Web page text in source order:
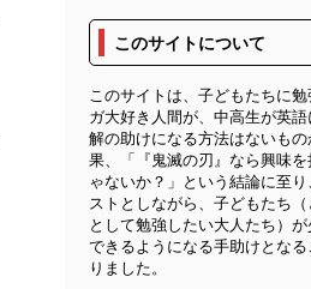
このサイトについて
このサイトは、子どもたちに
ガ大好き人間が、中高生が英
解の助けになる方法はないも
果、「『鬼滅の刃』なら興味
ゃないか？」という結論に至
ストとしながら、子どもたち
として勉強したい大人たち）
できるようになる手助けとな
りました。